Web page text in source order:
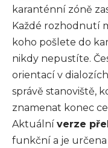
karanténní zóně
Každé rozhodnutí
koho pošlete do
nikdy nepustíte.
orientací v
správě stanoviště,
znamenat konec
Aktuální verze
funkční a je